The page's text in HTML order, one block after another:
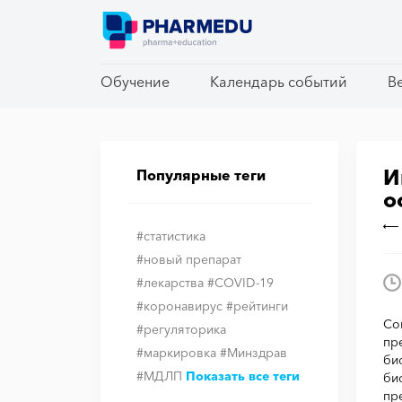
Обучение Календарь событий
Обучение Календарь событий
Популярные теги
#статистика
#новый препарат
#лекарства #COVID-19
#коронавирус #рейтинги
#регуляторика
#маркировка #Минздрав
#МДЛП Показать все теги